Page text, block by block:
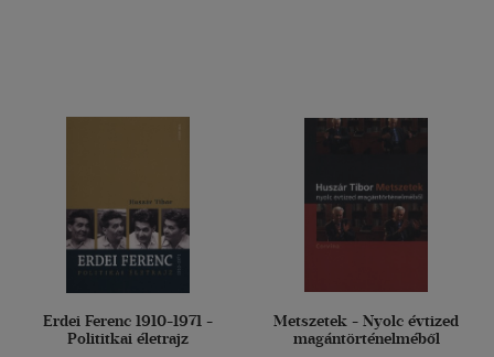
Erdei Ferenc 1910-1971 -
Polititkai életrajz
Metszetek - Nyolc évtized
magántörténelméből